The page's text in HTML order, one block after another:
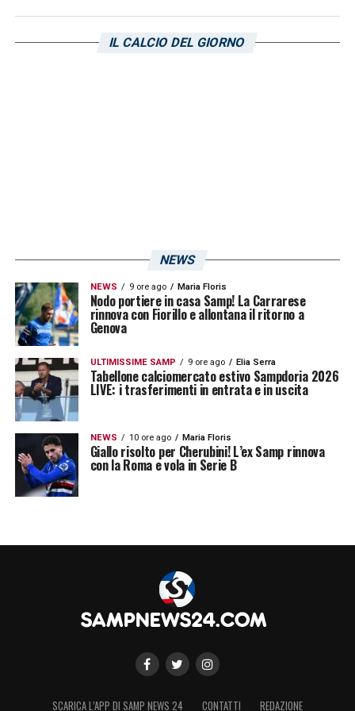
operazione è stato inserito anche il
IL CALCIO DEL GIORNO
NEWS
NEWS 9 ore ago Maria Floris
Nodo portiere in casa Samp! La Carrarese
rinnova con Fiorillo e allontana il ritorno a
Genova
ULTIMISSIME SAMP 9 ore ago Elia Serra
Tabellone calciomercato estivo Sampdoria 2026
LIVE: i trasferimenti in entrata e in uscita
NEWS 10 ore ago Maria Floris
Giallo risolto per Cherubini! L’ex Samp rinnova
con la Roma e vola in Serie B
SCARICA L’APP DI SAMP NEWS 24 CONTATTI REDAZIONE